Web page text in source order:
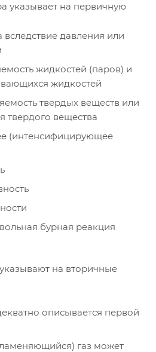
указывает на первичную
давления или
жидкостей (паров) и
жидкостей
твердых веществ или
твердого вещества
(интенсифицирующее
бурная реакция
на вторичные
описывается первой
газ может